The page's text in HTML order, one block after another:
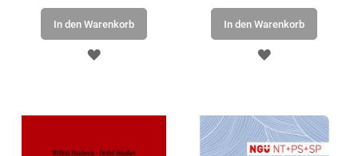
In den Warenkorb
ZUR
In den Warenkorb
ZUR